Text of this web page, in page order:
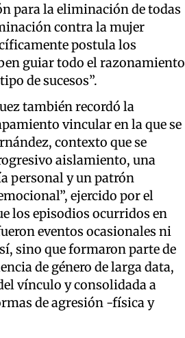
para la eliminación de todas
contra la mujer
postula los
guiar todo el razonamiento
de sucesos”.
también recordó la
vincular en la que se
contexto que se
aislamiento, una
personal y un patrón
ejercido por el
los episodios ocurridos en
eventos ocasionales ni
sino que formaron parte de
de género de larga data,
vínculo y consolidada a
de agresión -física y